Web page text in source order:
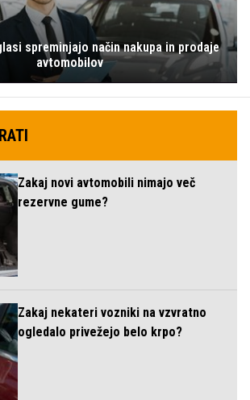
spreminjajo način nakupa in prodaje
avtomobilov
Zakaj novi avtomobili nimajo več
rezervne gume?
Zakaj nekateri vozniki na vzvratno
ogledalo privežejo belo krpo?